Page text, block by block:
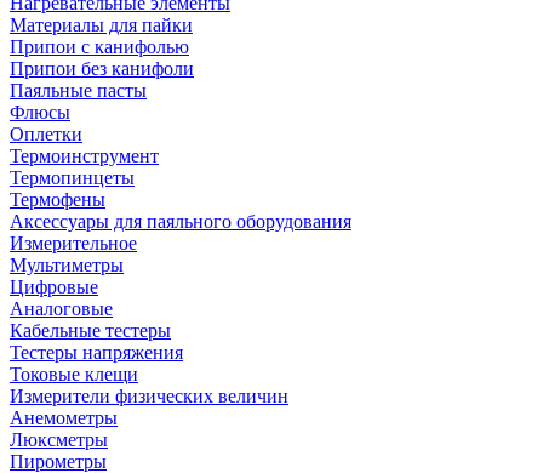
Материалы для пайки
Припои с канифолью
Припои без канифоли
Паяльные пасты
Флюсы
Оплетки
Термоинструмент
Термопинцеты
Термофены
Аксессуары для паяльного оборудования
Измерительное
Мультиметры
Цифровые
Аналоговые
Кабельные тестеры
Тестеры напряжения
Токовые клещи
Измерители физических величин
Анемометры
Люксметры
Пирометры